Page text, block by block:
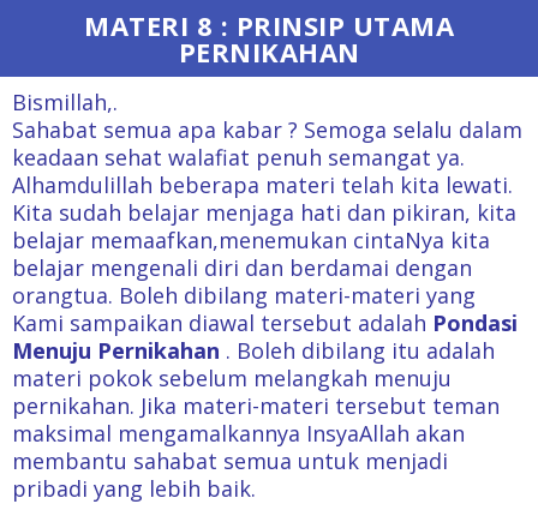
MATERI 8 : PRINSIP UTAMA
PERNIKAHAN
Bismillah,.
Sahabat semua apa kabar ? Semoga selalu dalam
keadaan sehat walafiat penuh semangat ya.
Alhamdulillah beberapa materi telah kita lewati.
Kita sudah belajar menjaga hati dan pikiran, kita
belajar memaafkan,menemukan cintaNya kita
belajar mengenali diri dan berdamai dengan
orangtua. Boleh dibilang materi-materi yang
Kami sampaikan diawal tersebut adalah Pondasi
Menuju Pernikahan . Boleh dibilang itu adalah
materi pokok sebelum melangkah menuju
pernikahan. Jika materi-materi tersebut teman
maksimal mengamalkannya InsyaAllah akan
membantu sahabat semua untuk menjadi
pribadi yang lebih baik.